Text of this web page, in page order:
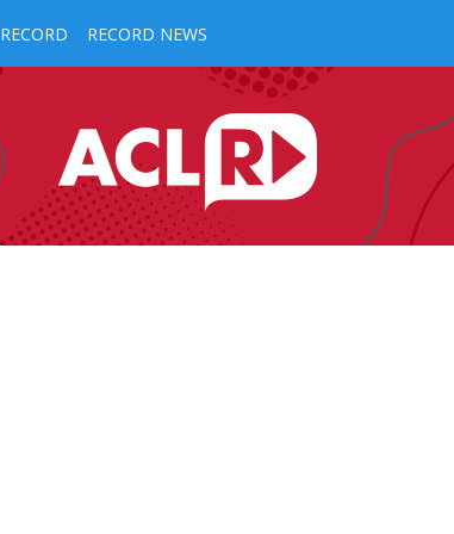
RECORD RECORD NEWS